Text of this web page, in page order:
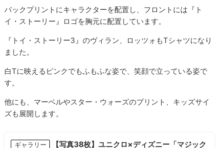
バックプリントにキャラクターを配置し、フロントには『ト
イ・ストーリー』ロゴを胸元に配置しています。
『トイ・ストーリー3』のヴィラン、ロッツォもTシャツになり
ました。
白Tに映えるピンクでもふもふな姿で、笑顔で立っている姿で
す。
他にも、マーベルやスター・ウォーズのプリント、キッズサイ
ズも展開します。
ギャラリー 【写真38枚】ユニクロ×ディズニー「マジック